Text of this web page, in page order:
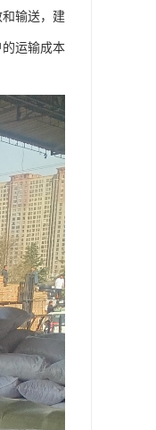
输送，建
运输成本